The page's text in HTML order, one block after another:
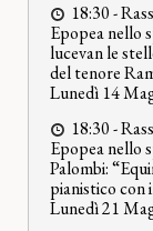
18:30 -
Epopea nello
lucevan le
del tenore
Lunedì 14
18:30 -
Epopea nello
Palombi:
pianistico con
Lunedì 21